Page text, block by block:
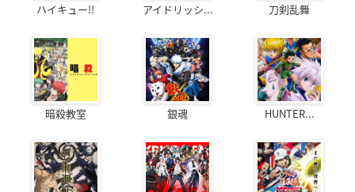
ハイキュー!! アイドリッシ... 刀剣乱舞
暗殺教室 銀魂 HUNTER...